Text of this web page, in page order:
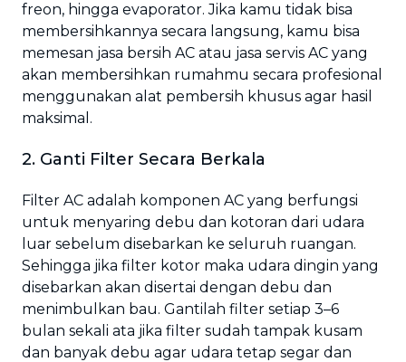
freon, hingga evaporator. Jika kamu tidak bisa
membersihkannya secara langsung, kamu bisa
memesan jasa bersih AC atau jasa servis AC yang
akan membersihkan rumahmu secara profesional
menggunakan alat pembersih khusus agar hasil
maksimal.
2. Ganti Filter Secara Berkala
Filter AC adalah komponen AC yang berfungsi
untuk menyaring debu dan kotoran dari udara
luar sebelum disebarkan ke seluruh ruangan.
Sehingga jika filter kotor maka udara dingin yang
disebarkan akan disertai dengan debu dan
menimbulkan bau. Gantilah filter setiap 3–6
bulan sekali ata jika filter sudah tampak kusam
dan banyak debu agar udara tetap segar dan